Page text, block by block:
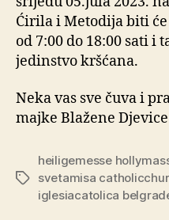
Ćirila i Metodija biti
od 7:00 do 18:00 sati i
jedinstvo kršćana.
Neka vas sve čuva i
majke Blažene
Oznake
heiligemesse
svetamisa
iglesiacatolica